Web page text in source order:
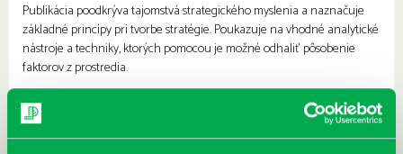
Publikácia poodkrýva tajomstvá strategického myslenia a naznačuje
základné princípy pri tvorbe stratégie. Poukazuje na vhodné analytické
nástroje a techniky, ktorých pomocou je možné odhaliť pôsobenie
faktorov z prostredia.
Popri tvorbe stratégie sa venuje aj otázkam implementácie stratégie a
jej hodnotenia a kontroly. Zdôrazňuje, že v súčasnosti nie je dôležité
iba súťažiť a víťaziť, ale účinné je posilňovať svoje pozície vytváraním